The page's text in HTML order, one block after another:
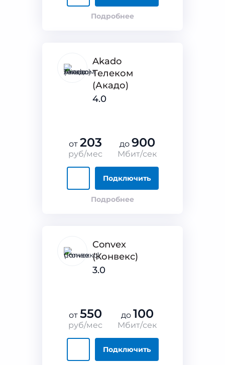
Подробнее
Akado
Телеком
(Акадо)
4.0
от 203
руб/мес
до 900
Мбит/сек
Подключить
Подробнее
Convex
(Конвекс)
3.0
от 550
руб/мес
до 100
Мбит/сек
Подключить